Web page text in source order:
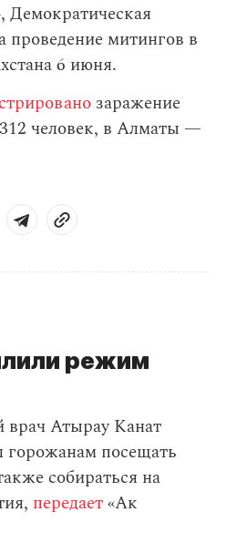
Демократическая
проведение митингов в
6 июня.
заражение
человек, в Алматы —
режим
врач Атырау Канат
горожанам посещать
собираться на
передает«Ак